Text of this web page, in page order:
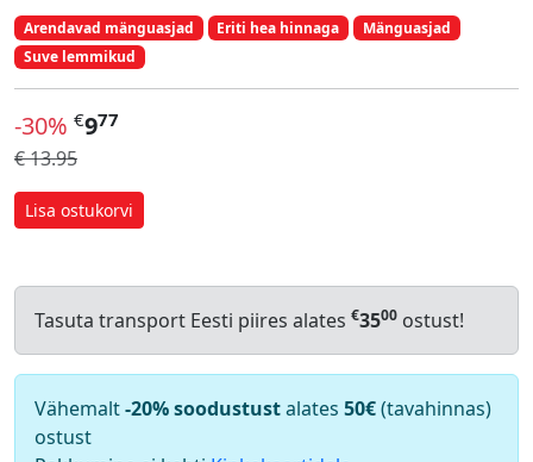
Arendavad mänguasjad Eriti hea hinnaga
Mänguasjad
Suve lemmikud
-30% €977
€ 13.95
Lisa ostukorvi
Tasuta transport Eesti piires alates €3500 ostust!
Vähemalt-20% soodustustalates 50€(tavahinnas)
ostust